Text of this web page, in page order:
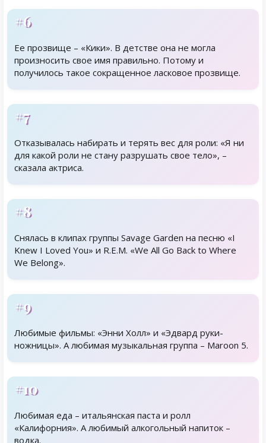
#6
Ее прозвище – «Кики». В детстве она не могла
произносить свое имя правильно. Потому и
получилось такое сокращенное ласковое прозвище.
#7
Отказывалась набирать и терять вес для роли: «Я ни
для какой роли не стану разрушать свое тело», –
сказала актриса.
#8
Снялась в клипах группы Savage Garden на песню «I
Knew I Loved You» и R.E.M. «We All Go Back to Where
We Belong».
#9
Любимые фильмы: «Энни Холл» и «Эдвард руки-
ножницы». А любимая музыкальная группа – Maroon 5.
#10
Любимая еда – итальянская паста и ролл
«Калифорния». А любимый алкогольный напиток –
водка.